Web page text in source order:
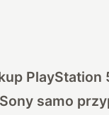
PlayStation
samo